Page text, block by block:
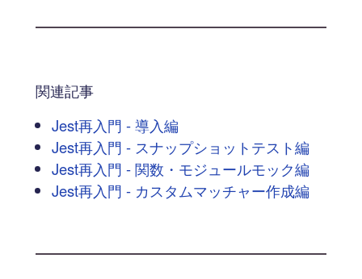
関連記事
Jest再入門 - 導入編
Jest再入門 - スナップショットテスト編
Jest再入門 - 関数・モジュールモック編
Jest再入門 - カスタムマッチャー作成編